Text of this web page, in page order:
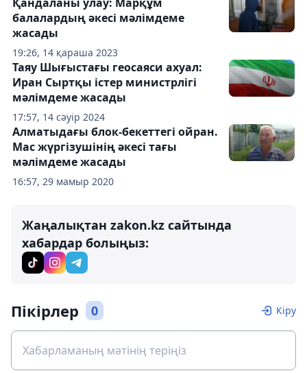
19:26, 14 қараша 2023
балалардың әкесі мәлімдеме
жасады
17:57, 14 сәуір 2024
Таяу Шығыстағы геосаяси ахуал:
Иран Сыртқы істер министрлігі
мәлімдеме жасады
16:57, 29 мамыр 2020
Алматыдағы блок-бекеттегі ойран.
Мас жүргізушінің әкесі тағы
мәлімдеме жасады
Жаңалықтан zakon.kz сайтында
хабардар болыңыз:
Пікірлер 0 Кіру